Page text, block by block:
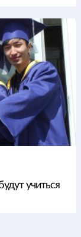
учиться